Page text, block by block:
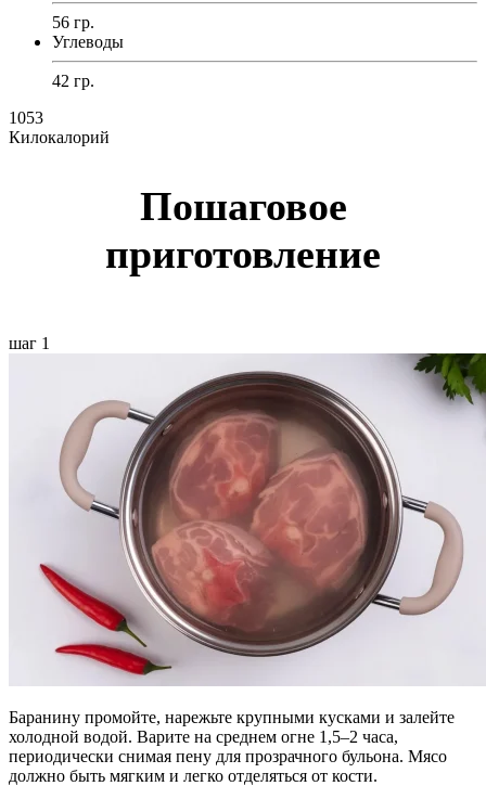
56 гр.
Углеводы
42 гр.
1053
Килокалорий
Пошаговое
приготовление
шаг 1
Баранину промойте, нарежьте крупными кусками и залейте
холодной водой. Варите на среднем огне 1,5–2 часа,
периодически снимая пену для прозрачного бульона. Мясо
должно быть мягким и легко отделяться от кости.